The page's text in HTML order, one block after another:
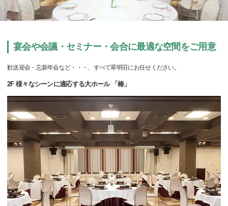
宴会や会議・セミナー・会合に最適な空間をご用意
歓送迎会・忘新年会など・・・、すべて翠明荘にお任せください。
2F 様々なシーンに適応する大ホール 「椿」